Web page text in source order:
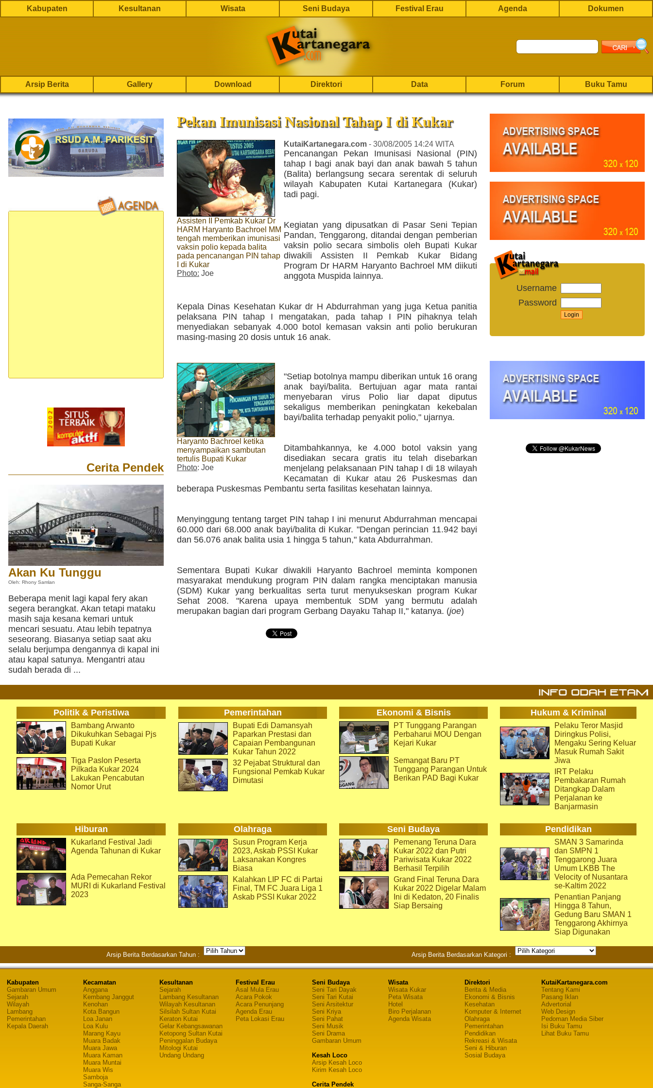
Kabupaten Kesultanan Wisata Seni Budaya Festival Erau Agenda Dokumen
Arsip Berita Gallery Download Direktori Data Forum Buku Tamu
Cerita Pendek
Akan Ku Tunggu
Oleh: Rhony Samlan
Beberapa menit lagi kapal fery akan
segera berangkat. Akan tetapi mataku
masih saja kesana kemari untuk
mencari sesuatu. Atau lebih tepatnya
seseorang. Biasanya setiap saat aku
selalu berjumpa dengannya di kapal ini
atau kapal satunya. Mengantri atau
sudah berada di ...
Pekan Imunisasi Nasional Tahap I di Kukar
Assisten II Pemkab Kukar Dr
HARM Haryanto Bachroel MM
tengah memberikan imunisasi
vaksin polio kepada balita
pada pencanangan PIN tahap
I di Kukar
Photo: Joe
KutaiKartanegara.com - 30/08/2005 14:24 WITA
Pencanangan Pekan Imunisasi Nasional (PIN)
tahap I bagi anak bayi dan anak bawah 5 tahun
(Balita) berlangsung secara serentak di seluruh
wilayah Kabupaten Kutai Kartanegara (Kukar)
tadi pagi.
Kegiatan yang dipusatkan di Pasar Seni Tepian
Pandan, Tenggarong, ditandai dengan pemberian
vaksin polio secara simbolis oleh Bupati Kukar
diwakili Assisten II Pemkab Kukar Bidang
Program Dr HARM Haryanto Bachroel MM diikuti
anggota Muspida lainnya.
Kepala Dinas Kesehatan Kukar dr H Abdurrahman yang juga Ketua panitia
pelaksana PIN tahap I mengatakan, pada tahap I PIN pihaknya telah
menyediakan sebanyak 4.000 botol kemasan vaksin anti polio berukuran
masing-masing 20 dosis untuk 16 anak.
Haryanto Bachroel ketika
menyampaikan sambutan
tertulis Bupati Kukar
Photo: Joe
"Setiap botolnya mampu diberikan untuk 16 orang
anak bayi/balita. Bertujuan agar mata rantai
menyebaran virus Polio liar dapat diputus
sekaligus memberikan peningkatan kekebalan
bayi/balita terhadap penyakit polio," ujarnya.
Ditambahkannya, ke 4.000 botol vaksin yang
disediakan secara gratis itu telah disebarkan
menjelang pelaksanaan PIN tahap I di 18 wilayah
Kecamatan di Kukar atau 26 Puskesmas dan
beberapa Puskesmas Pembantu serta fasilitas kesehatan lainnya.
Menyinggung tentang target PIN tahap I ini menurut Abdurrahman mencapai
60.000 dari 68.000 anak bayi/balita di Kukar. "Dengan perincian 11.942 bayi
dan 56.076 anak balita usia 1 hingga 5 tahun," kata Abdurrahman.
Sementara Bupati Kukar diwakili Haryanto Bachroel meminta komponen
masyarakat mendukung program PIN dalam rangka menciptakan manusia
(SDM) Kukar yang berkualitas serta turut menyukseskan program Kukar
Sehat 2008. "Karena upaya membentuk SDM yang bermutu adalah
merupakan bagian dari program Gerbang Dayaku Tahap II," katanya. (joe)
Username
Password
Politik & Peristiwa Pemerintahan Ekonomi & Bisnis Hukum & Kriminal
Bambang Arwanto
Dikukuhkan Sebagai Pjs
Bupati Kukar
Tiga Paslon Peserta
Pilkada Kukar 2024
Lakukan Pencabutan
Nomor Urut
Bupati Edi Damansyah
Paparkan Prestasi dan
Capaian Pembangunan
Kukar Tahun 2022
32 Pejabat Struktural dan
Fungsional Pemkab Kukar
Dimutasi
PT Tunggang Parangan
Perbaharui MOU Dengan
Kejari Kukar
Semangat Baru PT
Tunggang Parangan Untuk
Berikan PAD Bagi Kukar
Pelaku Teror Masjid
Diringkus Polisi,
Mengaku Sering Keluar
Masuk Rumah Sakit
Jiwa
IRT Pelaku
Pembakaran Rumah
Ditangkap Dalam
Perjalanan ke
Banjarmasin
Hiburan Olahraga Seni Budaya Pendidikan
Kukarland Festival Jadi
Agenda Tahunan di Kukar
Ada Pemecahan Rekor
MURI di Kukarland Festival
2023
Susun Program Kerja
2023, Askab PSSI Kukar
Laksanakan Kongres
Biasa
Kalahkan LIP FC di Partai
Final, TM FC Juara Liga 1
Askab PSSI Kukar 2022
Pemenang Teruna Dara
Kukar 2022 dan Putri
Pariwisata Kukar 2022
Berhasil Terpilih
Grand Final Teruna Dara
Kukar 2022 Digelar Malam
Ini di Kedaton, 20 Finalis
Siap Bersaing
SMAN 3 Samarinda
dan SMPN 1
Tenggarong Juara
Umum LKBB The
Velocity of Nusantara
se-Kaltim 2022
Penantian Panjang
Hingga 8 Tahun,
Gedung Baru SMAN 1
Tenggarong Akhirnya
Siap Digunakan
Arsip Berita Berdasarkan Tahun : Arsip Berita Berdasarkan Kategori :
Kabupaten
Gambaran Umum
Sejarah
Wilayah
Lambang
Pemerintahan
Kepala Daerah
Kecamatan
Anggana
Kembang Janggut
Kenohan
Kota Bangun
Loa Janan
Loa Kulu
Marang Kayu
Muara Badak
Muara Jawa
Muara Kaman
Muara Muntai
Muara Wis
Samboja
Sanga-Sanga
Kesultanan
Sejarah
Lambang Kesultanan
Wilayah Kesultanan
Silsilah Sultan Kutai
Keraton Kutai
Gelar Kebangsawanan
Ketopong Sultan Kutai
Peninggalan Budaya
Mitologi Kutai
Undang Undang
Festival Erau
Asal Mula Erau
Acara Pokok
Acara Penunjang
Agenda Erau
Peta Lokasi Erau
Seni Budaya
Seni Tari Dayak
Seni Tari Kutai
Seni Arsitektur
Seni Kriya
Seni Pahat
Seni Musik
Seni Drama
Gambaran Umum
Kesah Loco
Arsip Kesah Loco
Kirim Kesah Loco
Cerita Pendek
Wisata
Wisata Kukar
Peta Wisata
Hotel
Biro Perjalanan
Agenda Wisata
Direktori
Berita & Media
Ekonomi & Bisnis
Kesehatan
Komputer & Internet
Olahraga
Pemerintahan
Pendidikan
Rekreasi & Wisata
Seni & Hiburan
Sosial Budaya
KutaiKartanegara.com
Tentang Kami
Pasang Iklan
Advertorial
Web Design
Pedoman Media Siber
Isi Buku Tamu
Lihat Buku Tamu